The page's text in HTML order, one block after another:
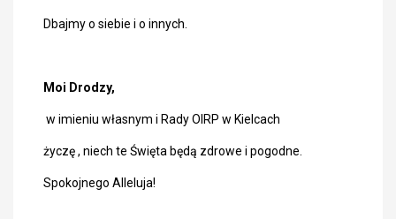
Dbajmy o siebie i o innych.
Moi Drodzy,
w imieniu własnym i Rady OIRP w Kielcach
życzę , niech te Święta będą zdrowe i pogodne.
Spokojnego Alleluja!